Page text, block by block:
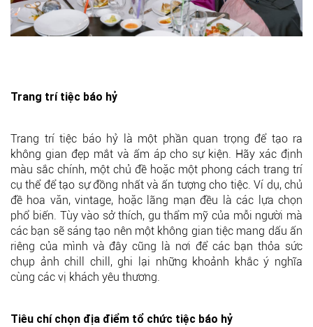
Trang trí tiệc báo hỷ
Trang trí tiệc báo hỷ là một phần quan trọng để tạo ra
không gian đẹp mắt và ấm áp cho sự kiện. Hãy xác định
màu sắc chính, một chủ đề hoặc một phong cách trang trí
cụ thể để tạo sự đồng nhất và ấn tượng cho tiệc. Ví dụ, chủ
đề hoa văn, vintage, hoặc lãng mạn đều là các lựa chọn
phổ biến. Tùy vào sở thích, gu thẩm mỹ của mỗi người mà
các bạn sẽ sáng tạo nên một không gian tiệc mang dấu ấn
riêng của mình và đây cũng là nơi để các bạn thỏa sức
chụp ảnh chill chill, ghi lại những khoảnh khắc ý nghĩa
cùng các vị khách yêu thương.
Tiêu chí chọn địa điểm tổ chức tiệc báo hỷ